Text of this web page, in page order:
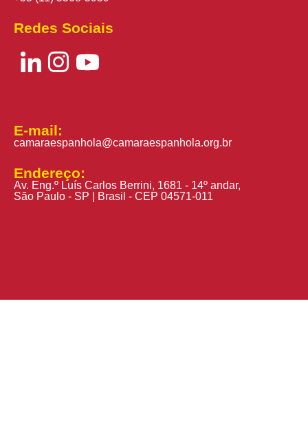
Redes Sociais
E-mail:
camaraespanhola@camaraespanhola.org.br
Endereço:
Av. Eng.º Luís Carlos Berrini, 1681 - 14º andar,
São Paulo - SP | Brasil - CEP 04571-011